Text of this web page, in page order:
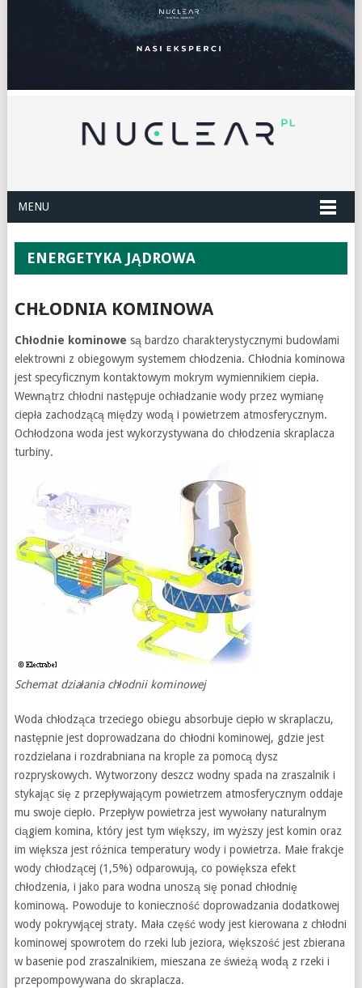
MENU
ENERGETYKA JĄDROWA
CHŁODNIA KOMINOWA
Chłodnie kominowe są bardzo charakterystycznymi budowlami
elektrowni z obiegowym systemem chłodzenia. Chłodnia kominowa
jest specyficznym kontaktowym mokrym wymiennikiem ciepła.
Wewnątrz chłodni następuje ochładzanie wody przez wymianę
ciepła zachodzącą między wodą i powietrzem atmosferycznym.
Ochłodzona woda jest wykorzystywana do chłodzenia skraplacza
turbiny.
Schemat działania chłodnii kominowej
Woda chłodząca trzeciego obiegu absorbuje ciepło w skraplaczu,
następnie jest doprowadzana do chłodni kominowej, gdzie jest
rozdzielana i rozdrabniana na krople za pomocą dysz
rozpryskowych. Wytworzony deszcz wodny spada na zraszalnik i
stykając się z przepływającym powietrzem atmosferycznym oddaje
mu swoje ciepło. Przepływ powietrza jest wywołany naturalnym
ciągiem komina, który jest tym większy, im wyższy jest komin oraz
im większa jest różnica temperatury wody i powietrza. Małe frakcje
wody chłodzącej (1,5%) odparowują, co powiększa efekt
chłodzenia, i jako para wodna unoszą się ponad chłodnię
kominową. Powoduje to konieczność doprowadzania dodatkowej
wody pokrywjącej straty. Mała część wody jest kierowana z chłodni
kominowej spowrotem do rzeki lub jeziora, większość jest zbierana
w basenie pod zraszalnikiem, mieszana ze świeżą wodą z rzeki i
przepompowywana do skraplacza.